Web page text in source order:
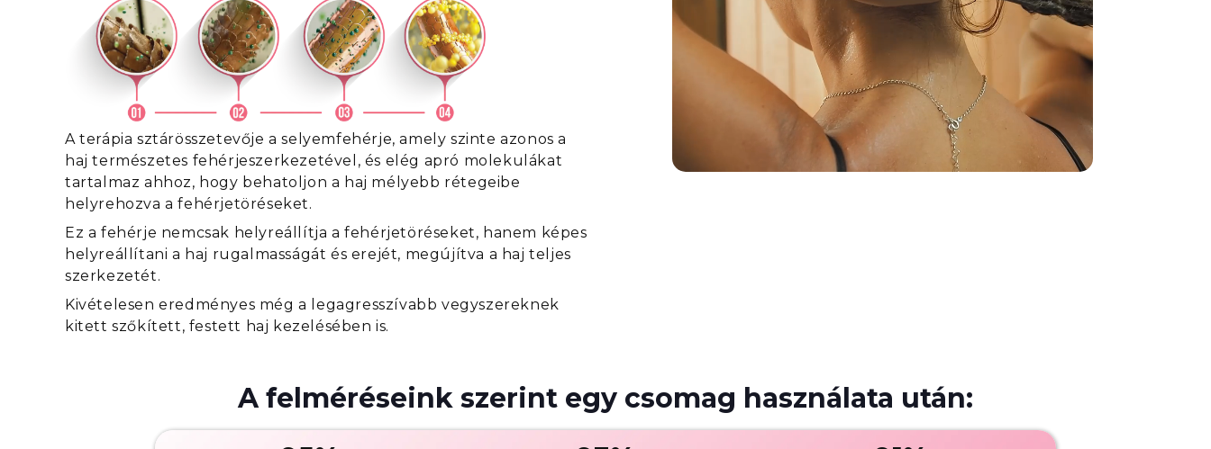
A terápia sztárösszetevője a selyemfehérje, amely szinte azonos a
haj természetes fehérjeszerkezetével, és elég apró molekulákat
tartalmaz ahhoz, hogy behatoljon a haj mélyebb rétegeibe
helyrehozva a fehérjetöréseket.
Ez a fehérje nemcsak helyreállítja a fehérjetöréseket, hanem képes
helyreállítani a haj rugalmasságát és erejét, megújítva a haj teljes
szerkezetét.
Kivételesen eredményes még a legagresszívabb vegyszereknek
kitett szőkített, festett haj kezelésében is.
A felméréseink szerint egy csomag használata után: